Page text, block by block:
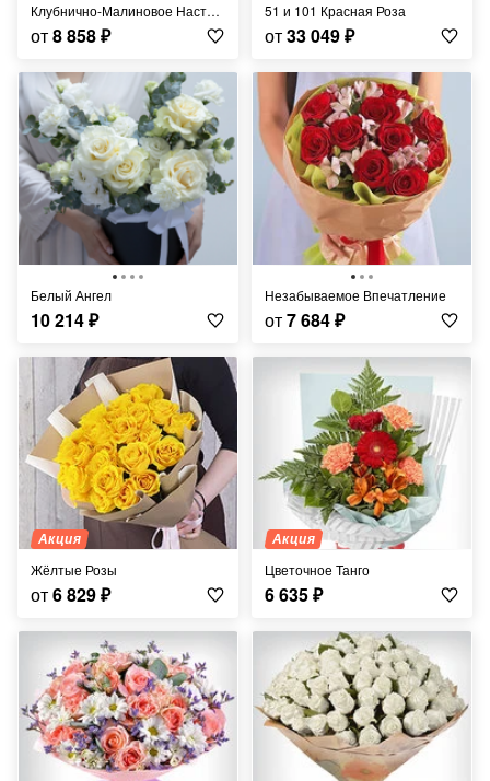
Клубнично-Малиновое Настроение
от8 858₽
51 и 101 Красная Роза
от33 049₽
Белый Ангел
10 214₽
Незабываемое Впечатление
от7 684₽
Акция
Жёлтые Розы
от6 829₽
Акция
Цветочное Танго
6 635₽